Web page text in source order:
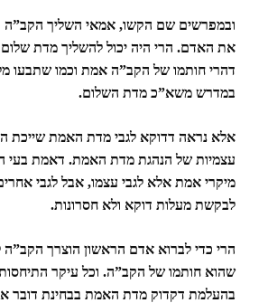
ובמפרשים שם הקשו, אמאי השליך
את האדם. הרי היה יכול להשליך מדת
דהרי חותמו של הקב”ה אמת וכמו
במדרש משא”כ מדת השלום.
אלא נראה דדוקא לגבי מדת האמת שייכת
עצמיות של הנהגת מדת האמת. דאמת בעי
מיקרי אמת אלא לגבי עצמו, אבל לגבי
לבקשת מעלות דוקא ולא חסרונות.
הרי כדי לברוא אדם הראשון הוצרך
שהוא חותמו של הקב”ה. וכל עיקר
בהעלמת דקדוק מדת האמת בבחינת דובר